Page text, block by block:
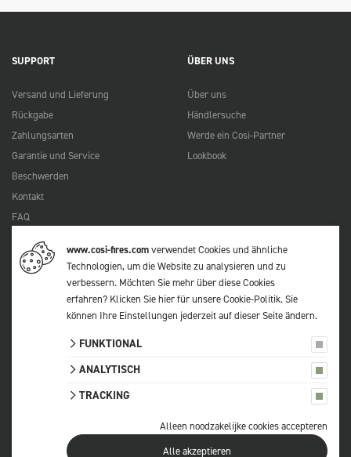
SUPPORT
Versand und Lieferung
Rückgabe
Zahlungsarten
Garantie und Service
Beschwerden
Kontakt
FAQ
ÜBER UNS
Über uns
Händlersuche
Werde ein Cosi-Partner
Lookbook
© 2026 Cosi
Alle Preise verstehen sich inkl. MwSt.
Datenschutzerklärung
Cookie-Einstellungen
www.cosi-fires.comverwendet Cookies und ähnliche
Technologien, um die Website zu analysieren und zu
verbessern. Möchten Sie mehr über diese Cookies
erfahren? Klicken Sie hier für unsere Cookie-Politik. Sie
können Ihre Einstellungen jederzeit aufdieser Seiteändern.
FUNKTIONAL
ANALYTISCH
TRACKING
Alle akzeptieren
Alleen noodzakelijke cookies accepteren